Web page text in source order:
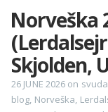
Norveška
Skjolden,
26 JUNE 2026 on
blog, Norveška,